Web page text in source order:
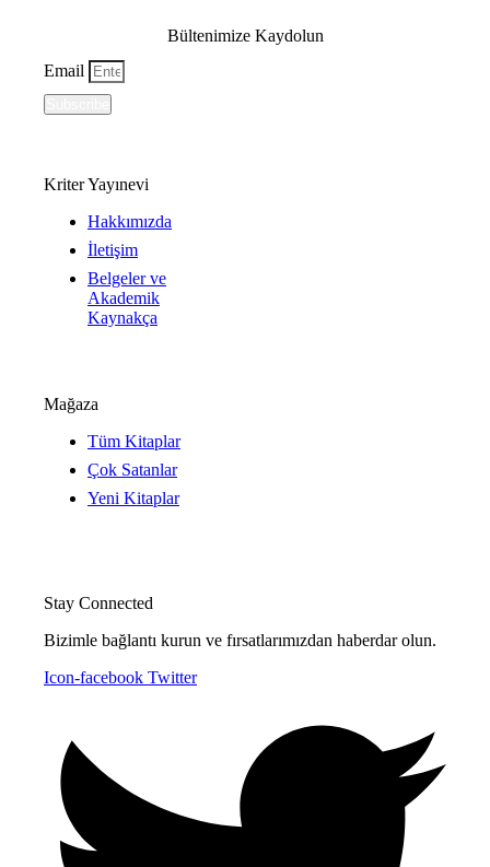
Bültenimize Kaydolun
Email
Kriter Yayınevi
Hakkımızda
İletişim
Belgeler ve
Akademik
Kaynakça
Mağaza
Tüm Kitaplar
Çok Satanlar
Yeni Kitaplar
Stay Connected
Bizimle bağlantı kurun ve fırsatlarımızdan haberdar olun.
Icon-facebook Twitter